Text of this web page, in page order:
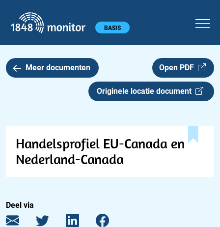
Hoofdmenu BASIS
Meer documenten Open PDF
Originele locatie document
Handelsprofiel EU-Canada en
Nederland-Canada
Deel via